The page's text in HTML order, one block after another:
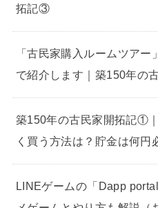
拓記③
「古民家購入ルームツア
で紹介します｜築150年の
築150年の古民家開拓記①
く買う方法は？貯金は何円
LINEゲームの「Dapp